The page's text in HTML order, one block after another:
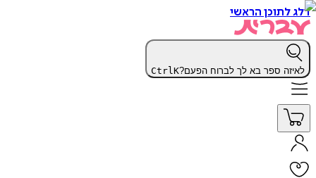
דלג לתוכן הראשי
לאיזה ספר בא לך לברוח הפעם? CtrlK